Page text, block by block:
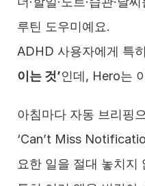
루틴 도우미예요.
ADHD 사용자에게 특
이는 것’인데, Hero는
아침마다 자동 브리핑
‘Can’t Miss
요한 일을 절대 놓치지